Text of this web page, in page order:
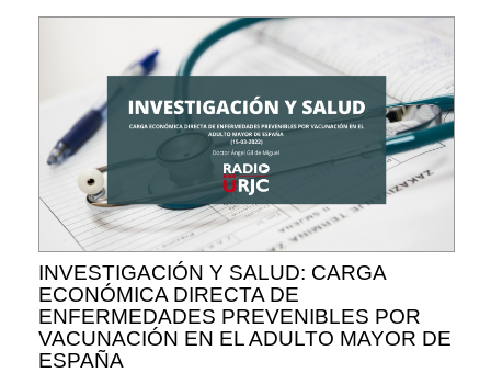
INVESTIGACIÓN Y SALUD: CARGA
ECONÓMICA DIRECTA DE
ENFERMEDADES PREVENIBLES POR
VACUNACIÓN EN EL ADULTO MAYOR DE
ESPAÑA